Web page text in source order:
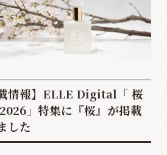
載情報】ELLE Digital「 桜
」特集に『桜』が掲載
した